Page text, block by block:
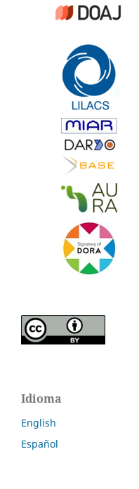
Idioma
English
Español